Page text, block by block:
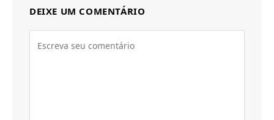
DEIXE UM COMENTÁRIO